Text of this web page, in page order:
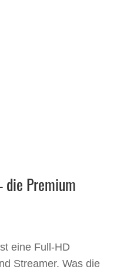
die Premium
eine Full-HD
Streamer. Was die